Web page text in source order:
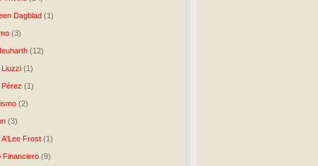
Dagblad (1)
(3)
(12)
(1)
(1)
(2)
(3)
A'Lee Frost (1)
Financiero (9)